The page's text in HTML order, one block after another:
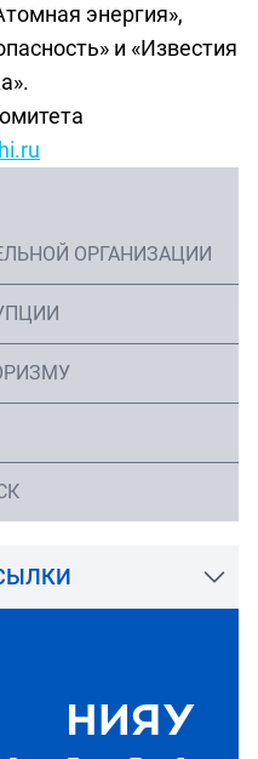
энергия»,
и «Известия
ОРГАНИЗАЦИИ